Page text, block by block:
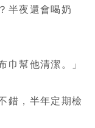
半夜還會喝奶
巾幫他清潔。」
錯，半年定期檢